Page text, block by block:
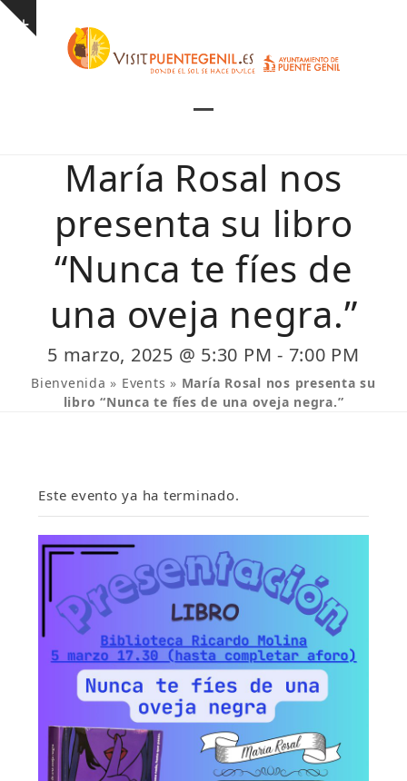
Skip
Show
mobile
menu
mobile
menu
María Rosal nos
presenta su libro
“Nunca te fíes de
una oveja negra.”
5 marzo, 2025 @ 5:30 PM - 7:00 PM
Bienvenida » Events » María Rosal nos presenta su
libro “Nunca te fíes de una oveja negra.”
Este evento ya ha terminado.